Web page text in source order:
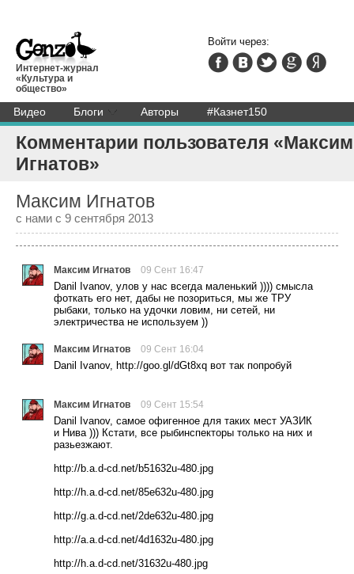
Интернет-журнал
«Культура и
общество»
Видео Блоги Авторы #Казнет150
Войти через:
Комментарии пользователя «Максим
Игнатов»
Максим Игнатов
с нами с 9 сентября 2013
Максим Игнатов 09 Сент 16:47
Danil Ivanov, улов у нас всегда маленький )))) смысла
фоткать его нет, дабы не позориться, мы же ТРУ
рыбаки, только на удочки ловим, ни сетей, ни
электричества не используем ))
Максим Игнатов 09 Сент 16:04
Danil Ivanov, http://goo.gl/dGt8xq вот так попробуй
Максим Игнатов 09 Сент 15:54
Danil Ivanov, самое офигенное для таких мест УАЗИК
и Нива ))) Кстати, все рыбинспекторы только на них и
разьезжают.
http://b.a.d-cd.net/b51632u-480.jpg
http://h.a.d-cd.net/85e632u-480.jpg
http://g.a.d-cd.net/2de632u-480.jpg
http://a.a.d-cd.net/4d1632u-480.jpg
http://h.a.d-cd.net/31632u-480.jpg